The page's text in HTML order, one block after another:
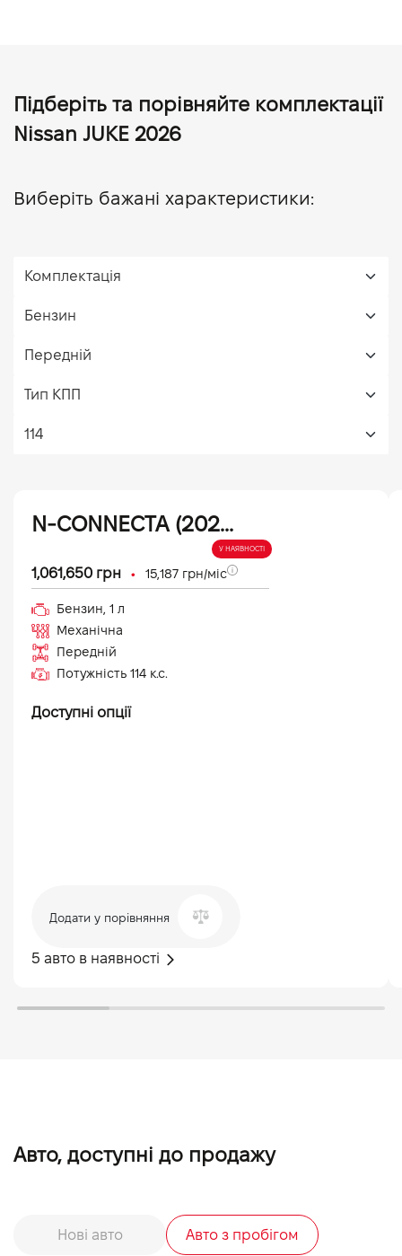
Підберіть та порівняйте комплектації
Nissan JUKE 2026
Виберіть бажані характеристики:
N-CONNECTA (2026)
У НАЯВНОСТІ
1,061,650 грн • 15,187 грн/міс
Бензин, 1 л
Механічна
Передній
Потужність 114 к.с.
Доступні опції
5 авто в наявності
Додати у порівняння
Авто, доступні до продажу
Нові авто Авто з пробігом